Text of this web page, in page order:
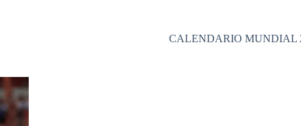
CALENDARIO MUNDIAL